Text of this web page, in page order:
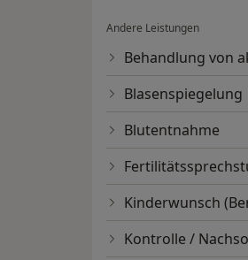
Andere Leistungen
Behandlung von
Blasenspiegelung
Blutentnahme
Kinderwunsch
Kontrolle /